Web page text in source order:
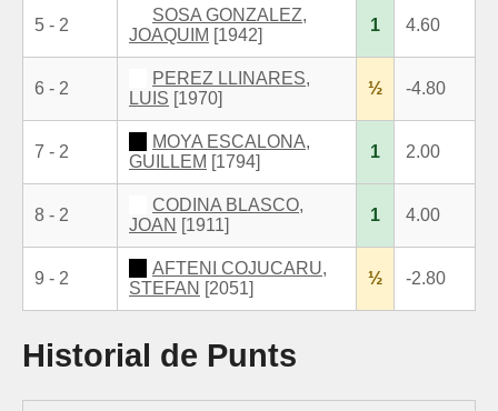
5 - 2
SOSA GONZALEZ,
JOAQUIM [1942]
1 4.60
6 - 2
PEREZ LLINARES,
LUIS [1970]
½ -4.80
7 - 2
MOYA ESCALONA,
GUILLEM [1794]
1 2.00
8 - 2
CODINA BLASCO,
JOAN [1911]
1 4.00
9 - 2
AFTENI COJUCARU,
STEFAN [2051]
½ -2.80
Historial de Punts